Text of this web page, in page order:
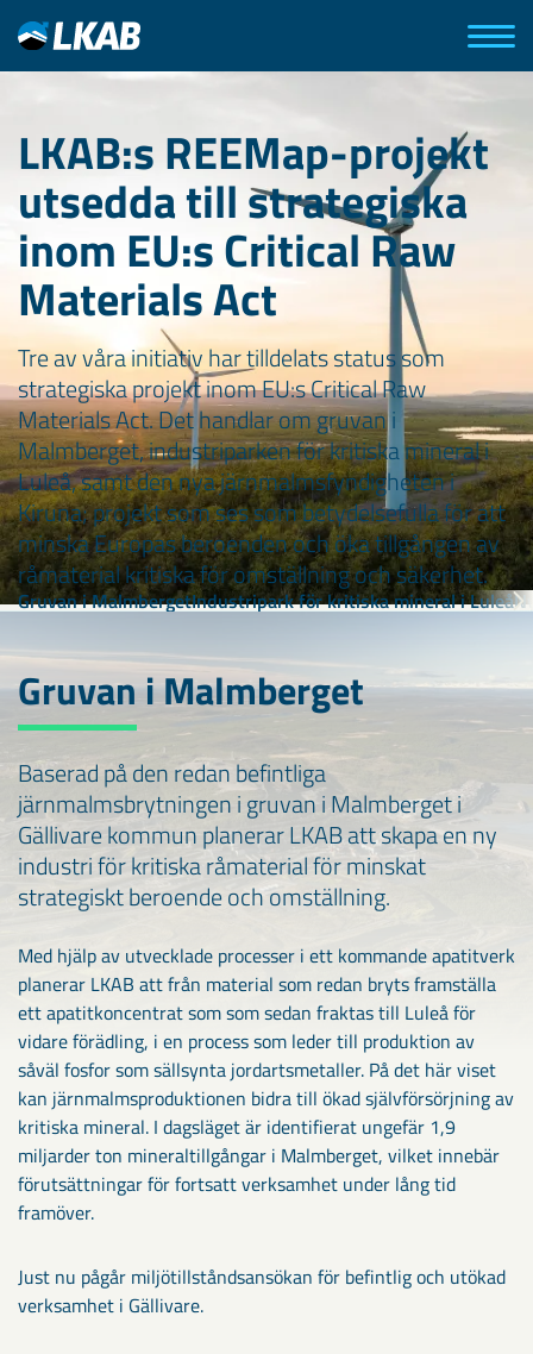
LKAB:s REEMap-projekt
utsedda till strategiska
inom EU:s Critical Raw
Materials Act
Tre av våra initiativ har tilldelats status som
strategiska projekt inom EU:s Critical Raw
Materials Act. Det handlar om gruvan i
Malmberget, industriparken för kritiska mineral i
Luleå, samt den nya järnmalmsfyndigheten i
Kiruna; projekt som ses som betydelsefulla för att
minska Europas beroenden och öka tillgången av
råmaterial kritiska för omställning och säkerhet.
Gruvan i MalmbergetIndustripark för kritiska mineral i Luleå
Gruvan i Malmberget
Baserad på den redan befintliga
järnmalmsbrytningen i gruvan i Malmberget i
Gällivare kommun planerar LKAB att skapa en ny
industri för kritiska råmaterial för minskat
strategiskt beroende och omställning.
Med hjälp av utvecklade processer i ett kommande apatitverk
planerar LKAB att från material som redan bryts framställa
ett apatitkoncentrat som som sedan fraktas till Luleå för
vidare förädling, i en process som leder till produktion av
såväl fosfor som sällsynta jordartsmetaller. På det här viset
kan järnmalmsproduktionen bidra till ökad självförsörjning av
kritiska mineral. I dagsläget är identifierat ungefär 1,9
miljarder ton mineraltillgångar i Malmberget, vilket innebär
förutsättningar för fortsatt verksamhet under lång tid
framöver.
Just nu pågår miljötillståndsansökan för befintlig och utökad
verksamhet i Gällivare.